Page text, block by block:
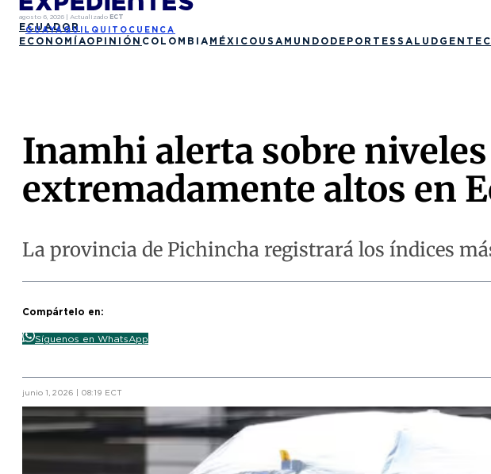
agosto 6, 2026 | Actualizado ECT
ECUADOR
GUAYAQUIL QUITO CUENCA
ECONOMÍAOPINIÓN COLOMBIA MÉXICO USA MUNDO DEPORTES SALUD GENTE
Inamhi alerta sobre
extremadamente altos en
La provincia de Pichincha registrará los índices
Compártelo en:
Síguenos en WhatsApp
junio 1, 2026 | 08:19 ECT